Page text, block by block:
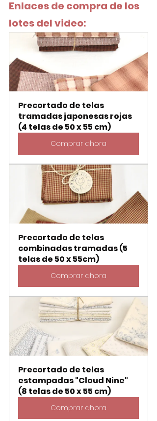
Enlaces de compra de los
lotes del video:
Precortado de telas
tramadas japonesas rojas
(4 telas de 50 x 55 cm)
Comprar ahora
Precortado de telas
combinadas tramadas (5
telas de 50 x 55cm)
Comprar ahora
Precortado de telas
estampadas "Cloud Nine"
(8 telas de 50 x 55 cm)
Comprar ahora